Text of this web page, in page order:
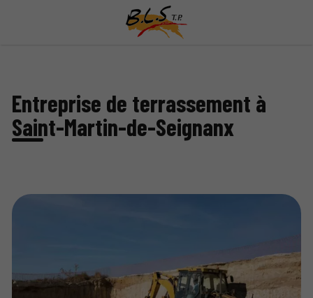
Entreprise de terrassement à
Saint-Martin-de-Seignanx